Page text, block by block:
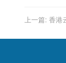
上一篇: 香港
高清视频流